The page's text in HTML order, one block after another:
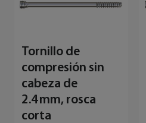
Tornillo de
compresión sin
cabeza de
2.4 mm, rosca
corta